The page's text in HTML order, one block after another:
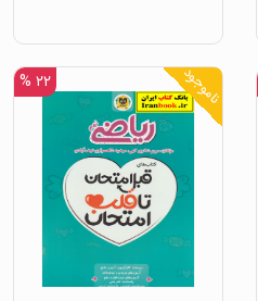
ناموجود ۲۲ %